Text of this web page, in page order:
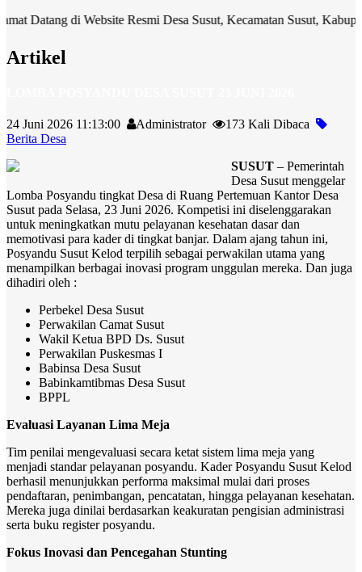
di Website Resmi Desa Susut, Kecamatan Susut, Kabupaten
Artikel
24 Juni 2026 11:13:00 Administrator
173 Kali Dibaca
Berita Desa
SUSUT – Pemerintah
Desa Susut menggelar
Lomba Posyandu tingkat Desa di Ruang Pertemuan Kantor Desa
Susut pada Selasa, 23 Juni 2026. Kompetisi ini diselenggarakan
untuk meningkatkan mutu pelayanan kesehatan dasar dan
memotivasi para kader di tingkat banjar. Dalam ajang tahun ini,
Posyandu Susut Kelod terpilih sebagai perwakilan utama yang
menampilkan berbagai inovasi program unggulan mereka. Dan juga
dihadiri oleh :
Perbekel Desa Susut
Perwakilan Camat Susut
Wakil Ketua BPD Ds. Susut
Perwakilan Puskesmas I
Babinsa Desa Susut
Babinkamtibmas Desa Susut
BPPL
Evaluasi Layanan Lima Meja
Tim penilai mengevaluasi secara ketat sistem lima meja yang
menjadi standar pelayanan posyandu. Kader Posyandu Susut Kelod
berhasil menunjukkan performa maksimal mulai dari proses
pendaftaran, penimbangan, pencatatan, hingga pelayanan kesehatan.
Mereka juga dinilai berdasarkan keakuratan pengisian administrasi
serta buku register posyandu.
Fokus Inovasi dan Pencegahan Stunting